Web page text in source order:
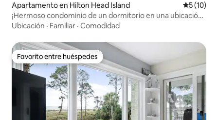
Apartamento en Hilton Head Island
5 (10)
¡Hermoso condominio de un dormitorio en una ubicación
perfecta!
Ubicación · Familiar · Comodidad
Favorito entre huéspedes
Favorito entre huéspedes